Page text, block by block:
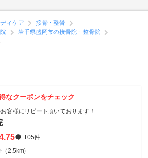
ィケア
接骨・整骨
岩手県盛岡市の接骨院・整骨院
なクーポンをチェック
客様にリピート頂いております！
4.75
105件
（2.5km)